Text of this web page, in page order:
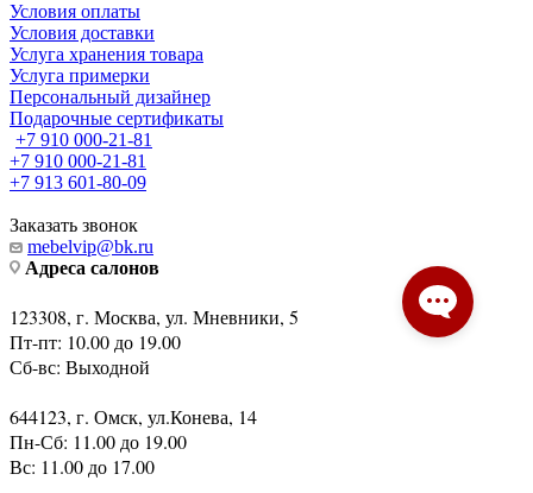
Условия оплаты
Условия доставки
Услуга хранения товара
Услуга примерки
Персональный дизайнер
Подарочные сертификаты
+7 910 000-21-81
+7 910 000-21-81
+7 913 601-80-09
Заказать звонок
mebelvip@bk.ru
Адреса салонов
123308, г. Москва, ул. Мневники, 5
Пт-пт: 10.00 до 19.00
Сб-вс: Выходной
644123, г. Омск, ул.Конева, 14
Пн-Сб: 11.00 до 19.00
Вс: 11.00 до 17.00